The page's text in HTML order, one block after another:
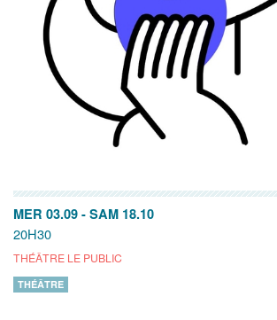
MER 03.09 - SAM 18.10
20H30
THÉÂTRE LE PUBLIC
THÉÂTRE